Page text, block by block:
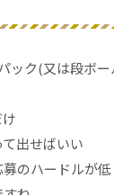
ック(又は段ボ
出せばいい
のハードルが低